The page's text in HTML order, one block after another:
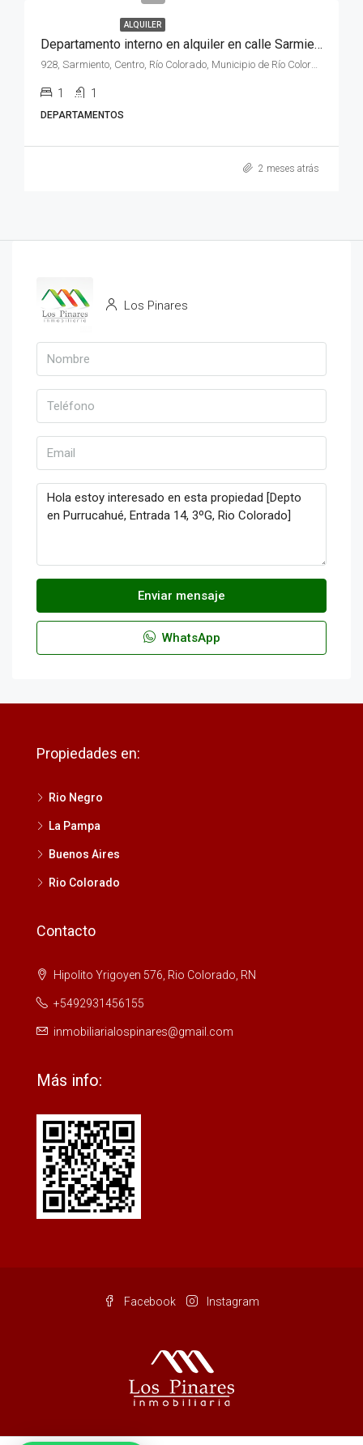
ALQUILER
Departamento interno en alquiler en calle Sarmiento N° 928 de la ciudad de Rio Colorado , Rio Negro
928, Sarmiento, Centro, Río Colorado, Municipio de Río Colorado, Departamento Pichi Mahuida, Río Negro, 8138, Argentina
1 1
DEPARTAMENTOS
2 meses atrás
Los Pinares
Enviar mensaje
WhatsApp
Propiedades en:
Rio Negro
La Pampa
Buenos Aires
Rio Colorado
Contacto
Hipolito Yrigoyen 576, Rio Colorado, RN
+5492931456155
inmobiliarialospinares@gmail.com
Más info:
Facebook Instagram